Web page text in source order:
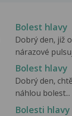
Bolest hlavy
Dobrý den, již
nárazové
Bolest hlavy
Dobrý den,
náhlou bolest...
Bolesti hlavy